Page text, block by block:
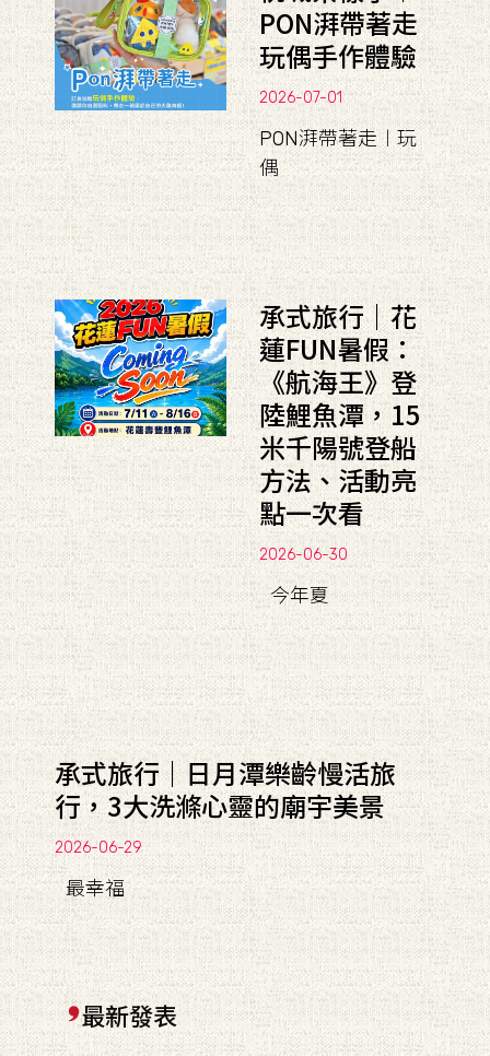
PON湃帶著走
玩偶手作體驗
2026-07-01
PON湃帶著走︱玩
偶
承式旅行｜花
蓮FUN暑假：
《航海王》登
陸鯉魚潭，15
米千陽號登船
方法、活動亮
點一次看
2026-06-30
今年夏
承式旅行｜日月潭樂齡慢活旅
行，3大洗滌心靈的廟宇美景
2026-06-29
最幸福
最新發表